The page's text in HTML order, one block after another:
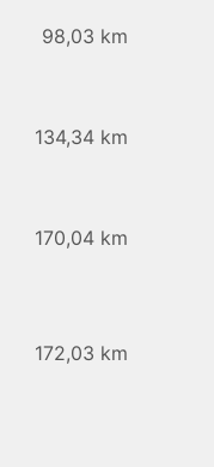
98,03 km
134,34 km
170,04 km
172,03 km